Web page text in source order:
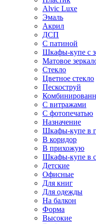
Alvic Luxe
Эмаль
Акрил
ДСП
С патиной
Шкафы-купе с
Матовое
Стекло
Цветное стекло
Пескоструй
С витражами
С фотопечатью
Назначение
Шкафы-купе в
В коридор
В прихожую
Шкафы-купе в
Детские
Офисные
Для книг
Для одежды
На балкон
Форма
Высокие